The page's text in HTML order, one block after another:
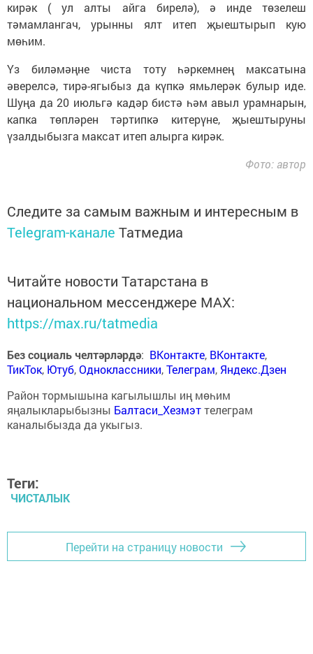
кирәк ( ул алты айга бирелә), ә инде төзелеш
тәмамлангач, урынны ялт итеп җыештырып кую
мөһим.
Үз биләмәңне чиста тоту һәркемнең максатына
әверелсә, тирә-ягыбыз да күпкә ямьлерәк булыр иде.
Шуңа да 20 июльгә кадәр бистә һәм авыл урамнарын,
капка төпләрен тәртипкә китерүне, җыештыруны
үзалдыбызга максат итеп алырга кирәк.
Фото: автор
Следите за самым важным и интересным в
Telegram-канале Татмедиа
Читайте новости Татарстана в
национальном мессенджере MАХ:
https://max.ru/tatmedia
Без социаль челтәрләрдә: ВКонтакте, ВКонтакте,
ТикТок, Ютуб,Одноклассники,Телеграм, Яндекс.Дзен
Район тормышына кагылышлы иң мөһим
яңалыкларыбызны Балтаси_Хезмэттелеграм
каналыбызда да укыгыз.
Теги:
ЧИСТАЛЫК
Перейти на страницу новости